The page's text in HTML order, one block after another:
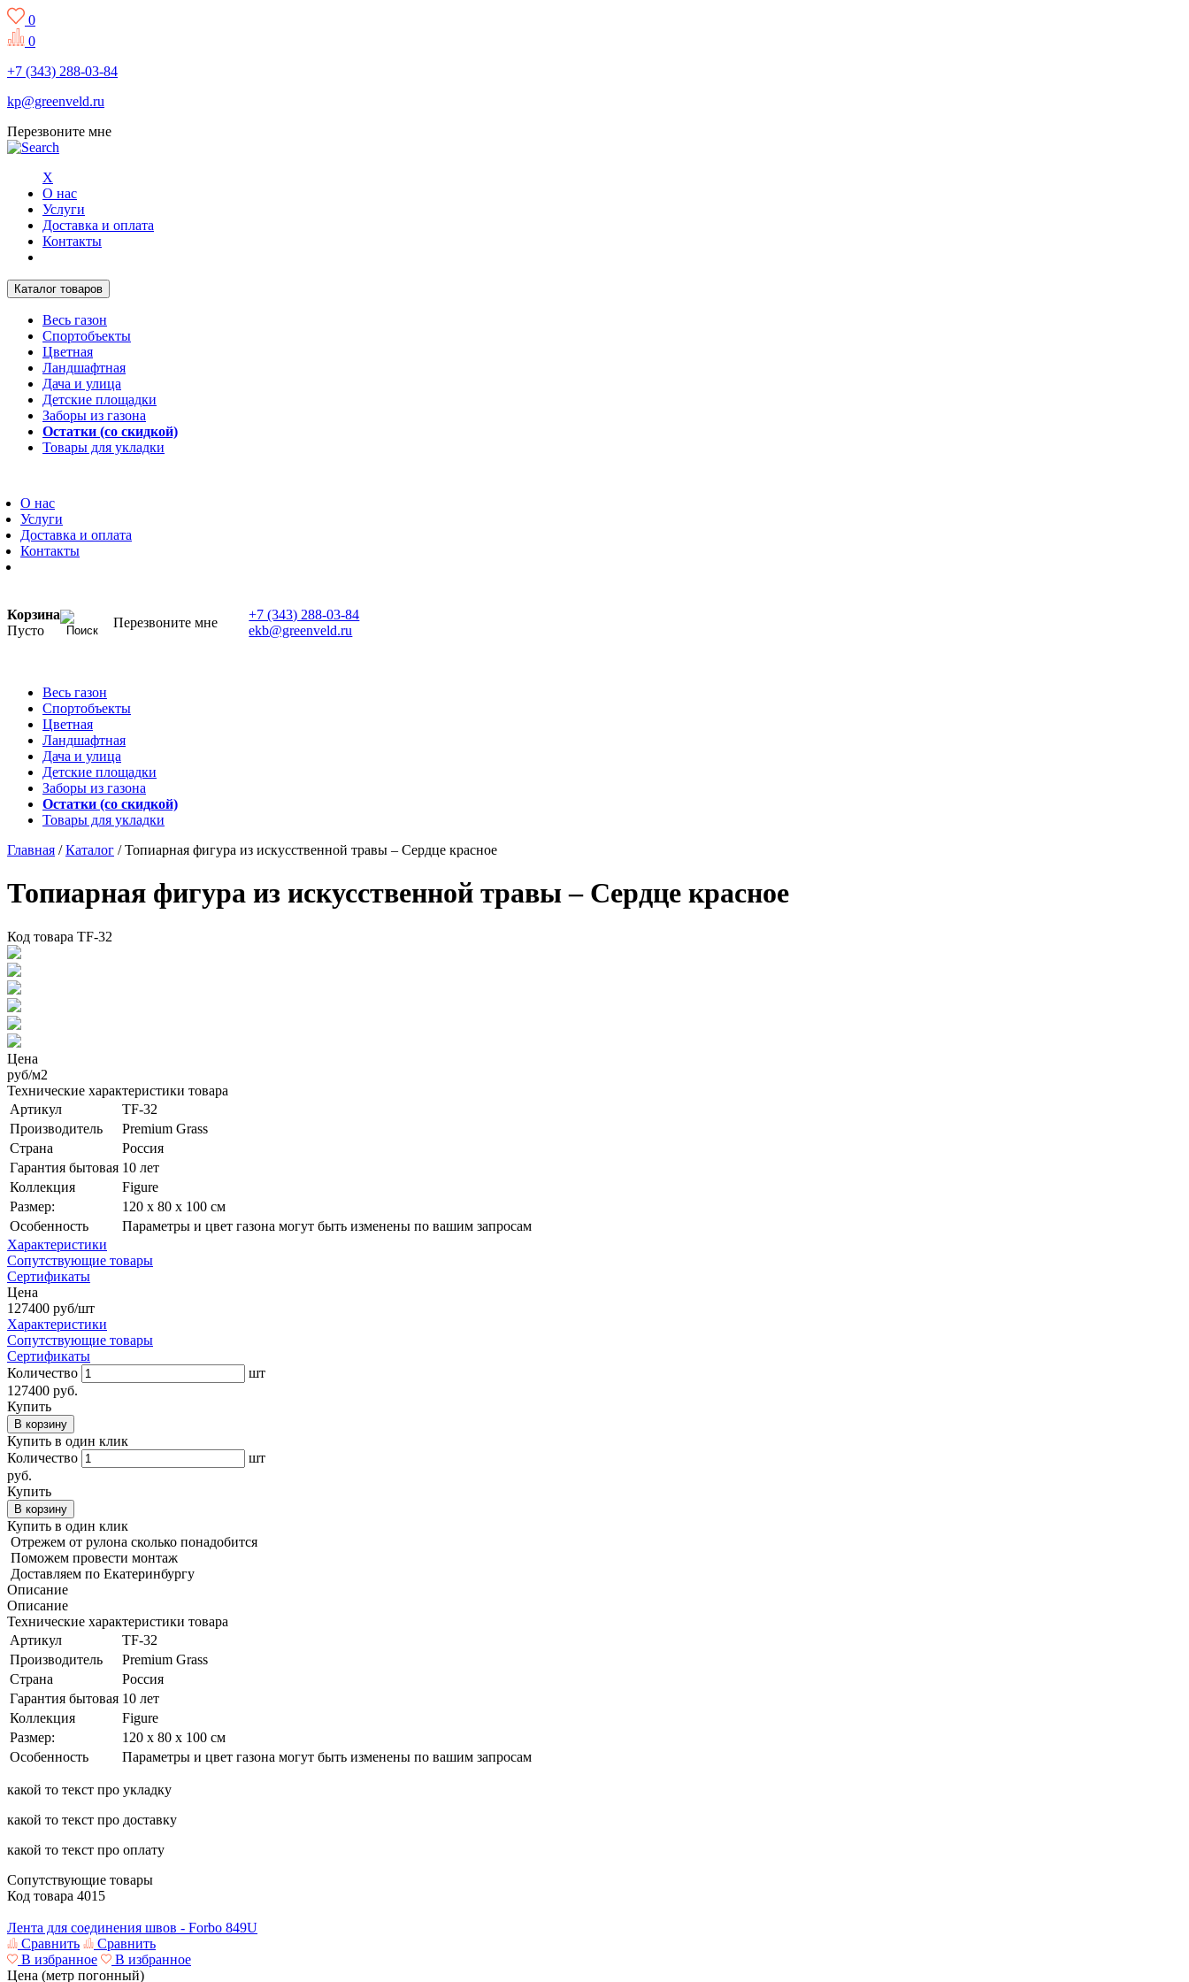
0
0
+7 (343) 288-03-84
kp@greenveld.ru
Перезвоните мне
X
О нас
Услуги
Доставка и оплата
Контакты
Каталог товаров
Весь газон
Спортобъекты
Цветная
Ландшафтная
Дача и улица
Детские площадки
Заборы из газона
Остатки (со скидкой)
Товары для укладки
О нас
Услуги
Доставка и оплата
Контакты
Корзина
Пусто
Перезвоните мне
+7 (343) 288-03-84
ekb@greenveld.ru
Весь газон
Спортобъекты
Цветная
Ландшафтная
Дача и улица
Детские площадки
Заборы из газона
Остатки (со скидкой)
Товары для укладки
Главная /Каталог /Топиарная фигура из искусственной травы – Сердце красное
Топиарная фигура из искусственной травы – Сердце красное
Код товара TF-32
Цена
руб/м2
Технические характеристики товара
Артикул
TF-32
Производитель
Premium Grass
Страна
Россия
Гарантия бытовая 10 лет
Коллекция
Figure
Размер:
120 х 80 х 100 см
Особенность
Параметры и цвет газона могут быть изменены по вашим запросам
Характеристики
Сопутствующие товары
Сертификаты
Цена
127400 руб/шт
Характеристики
Сопутствующие товары
Сертификаты
Количество
шт
127400 руб.
Купить
В корзину
Купить в один клик
Количество
шт
руб.
Купить
В корзину
Купить в один клик
Отрежем от рулона сколько понадобится
Поможем провести монтаж
Доставляем по Екатеринбургу
Описание
Описание
Технические характеристики товара
Артикул
TF-32
Производитель
Premium Grass
Страна
Россия
Гарантия бытовая 10 лет
Коллекция
Figure
Размер:
120 х 80 х 100 см
Особенность
Параметры и цвет газона могут быть изменены по вашим запросам
какой то текст про укладку
какой то текст про доставку
какой то текст про оплату
Сопутствующие товары
Код товара 4015
Лента для соединения швов - Forbo 849U
Сравнить
Сравнить
В избранное
В избранное
Цена (метр погонный)